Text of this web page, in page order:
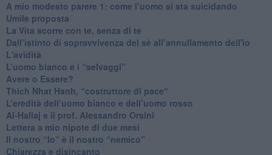
​A mio modesto parere 1: come l’uomo si sta suicidando
​Umile proposta
​La Vita scorre con te, senza di te
​Dall’istinto di sopravvivenza del sé all’annullamento dell'io
L'avidità
​L’uomo bianco e i “selvaggi”
​Avere o Essere?
​Thich Nhat Hanh, “costruttore di pace“
​L’eredità dell’uomo bianco e dell’uomo rosso
Al-Hallaj e il prof. Alessandro Orsini
​Lettera a mio nipote di due mesi
​Il nostro “Io” è il nostro “nemico”
​Chiarezza e disincanto